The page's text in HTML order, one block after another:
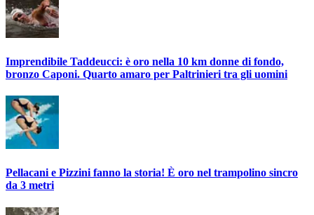
Imprendibile Taddeucci: è oro nella 10 km donne di fondo,
bronzo Caponi. Quarto amaro per Paltrinieri tra gli uomini
Pellacani e Pizzini fanno la storia! È oro nel trampolino sincro
da 3 metri